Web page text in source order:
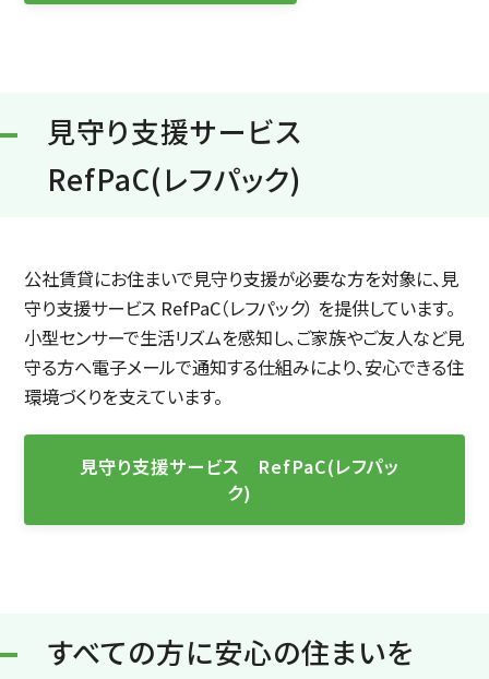
見守り支援サービス
RefPaC(レフパック)
公社賃貸にお住まいで見守り支援が必要な方を対象に、見
守り支援サービス RefPaC（レフパック） を提供しています。
小型センサーで生活リズムを感知し、ご家族やご友人など見
守る方へ電子メールで通知する仕組みにより、安心できる住
環境づくりを支えています。
見守り支援サービス RefPaC(レフパッ
ク)
すべての方に安心の住まいを